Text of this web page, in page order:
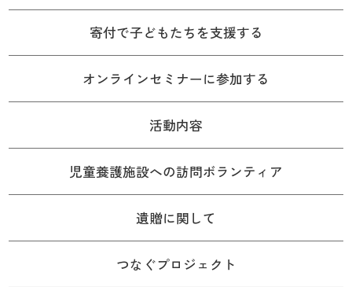
寄付で子どもたちを支援する
オンラインセミナーに参加する
活動内容
児童養護施設への訪問ボランティア
遺贈に関して
つなぐプロジェクト